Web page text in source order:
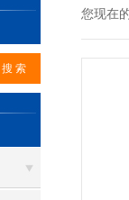
您现在